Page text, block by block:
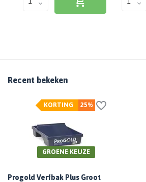
Recent bekeken
GROENE KEUZE
25%
KORTING
Progold Verfbak Plus Groot